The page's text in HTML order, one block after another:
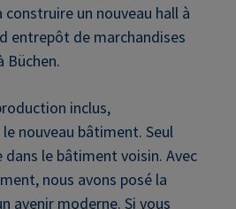
un nouveau hall à
entrepôt de marchandises
Büchen.
inclus,
nouveau bâtiment. Seul
le bâtiment voisin. Avec
nous avons posé la
avenir moderne. Si vous